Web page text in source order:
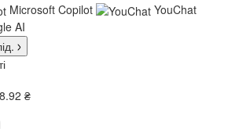
Microsoft Copilot
YouChat
AI
₴